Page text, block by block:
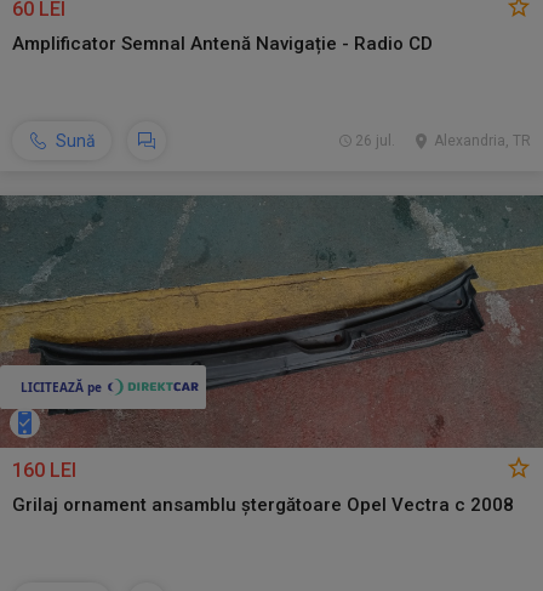
60 LEI
Amplificator Semnal Antenă Navigație - Radio CD
Sună Alexandria, TR
26 jul.
160 LEI
Grilaj ornament ansamblu ștergătoare Opel Vectra c 2008